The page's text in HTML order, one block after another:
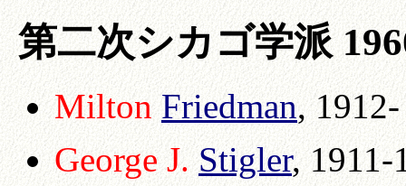
第二次シカゴ学派
MiltonFriedman, 1912-
George J.Stigler, 1911-